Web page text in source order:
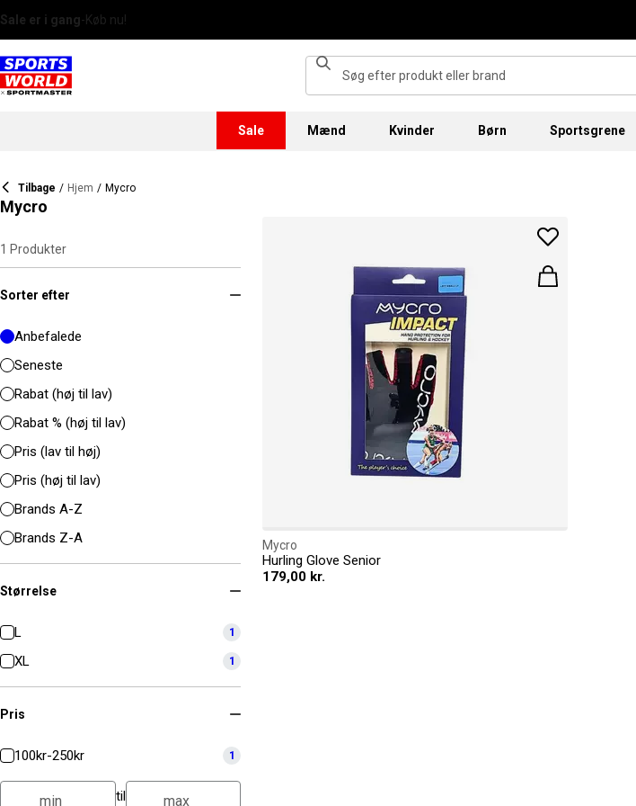
Sale Mænd Kvinder Børn Sportsgrene
Tilbage / Hjem / Mycro
Mycro
1 Produkter
Sorter efter
Anbefalede
Seneste
Rabat (høj til lav)
Rabat % (høj til lav)
Pris (lav til høj)
Pris (høj til lav)
Brands A-Z
Brands Z-A
Størrelse
L 1
XL 1
Pris
100kr-250kr 1
til
Mycro
Hurling Glove Senior
179,00 kr.